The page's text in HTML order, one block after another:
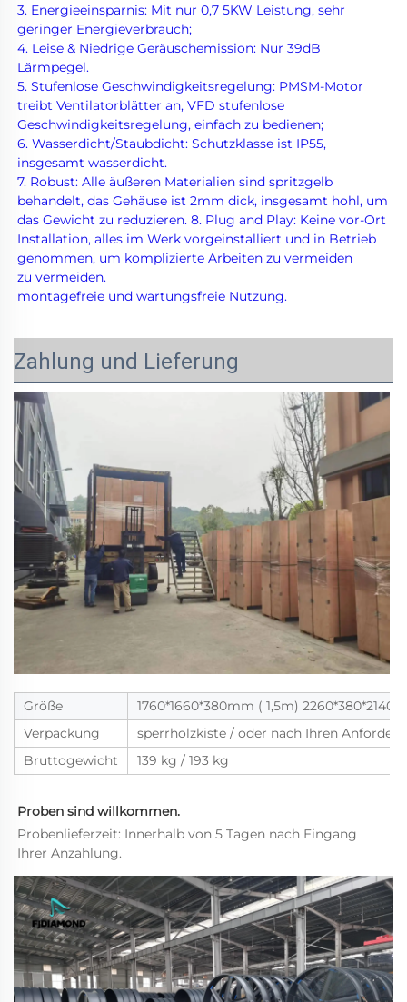
3. Energieeinsparnis: Mit nur 0,7 5KW Leistung, sehr
geringer Energieverbrauch;
4. Leise & Niedrige Geräuschemission: Nur 39dB
Lärmpegel.
5. Stufenlose Geschwindigkeitsregelung: PMSM-Motor
treibt Ventilatorblätter an, VFD stufenlose
Geschwindigkeitsregelung, einfach zu bedienen;
6. Wasserdicht/Staubdicht: Schutzklasse ist IP55,
insgesamt wasserdicht.
7. Robust: Alle äußeren Materialien sind spritzgelb
behandelt, das Gehäuse ist 2mm dick, insgesamt hohl, um
das Gewicht zu reduzieren. 8. Plug and Play: Keine vor-Ort
Installation, alles im Werk vorgeinstalliert und in Betrieb
genommen, um komplizierte Arbeiten zu vermeiden
zu vermeiden.
montagefreie und wartungsfreie Nutzung.
Zahlung und Lieferung
Größe
1760*1660*380mm ( 1,5m)
Verpackung
sperrholzkiste / oder nach Ihren
Bruttogewicht
139 kg / 193 kg
Proben sind willkommen.
Probenlieferzeit: Innerhalb von 5 Tagen nach Eingang
Ihrer Anzahlung.